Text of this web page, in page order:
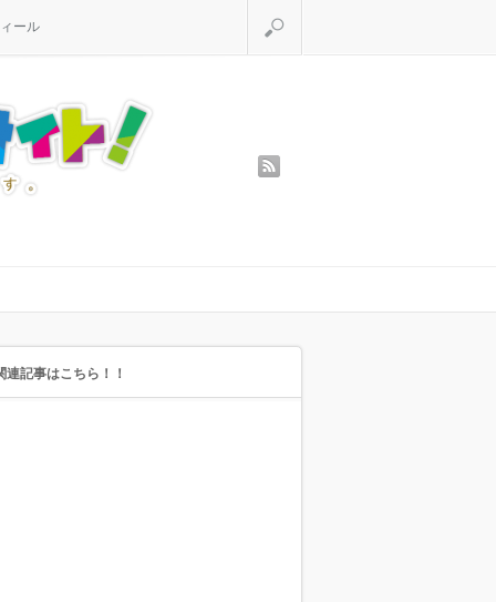
ール
連記事はこちら！！